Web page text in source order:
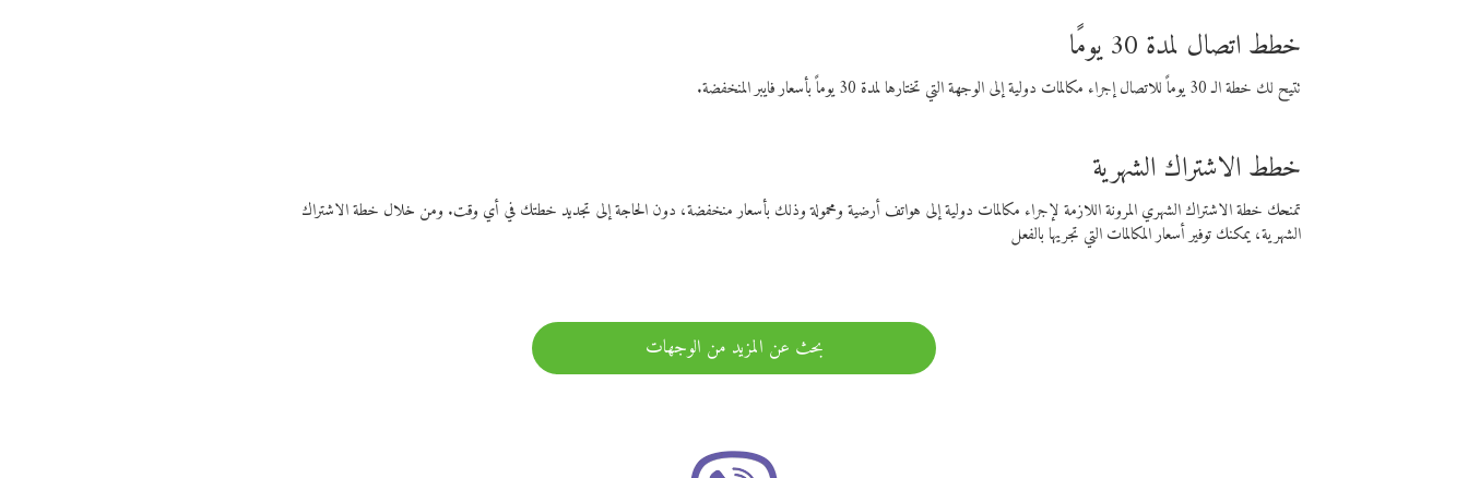
خطط اتصال لمدة 30 يومًا
تتيح لك خطة الـ 30 يوماً للاتصال إجراء مكالمات دولية إلى الوجهة التي تختارها لمدة 30 يوماً بأسعار فايبر المنخفضة.
خطط الاشتراك الشهرية
تمنحك خطة الاشتراك الشهري المرونة اللازمة لإجراء مكالمات دولية إلى هواتف أرضية ومحمولة وذلك بأسعار منخفضة، دون الحاجة إلى تجديد خطتك في أي وقت. ومن خلال خطة الاشتراك
الشهرية، يمكنك توفير أسعار المكالمات التي تجريها بالفعل
بحث عن المزيد من الوجهات